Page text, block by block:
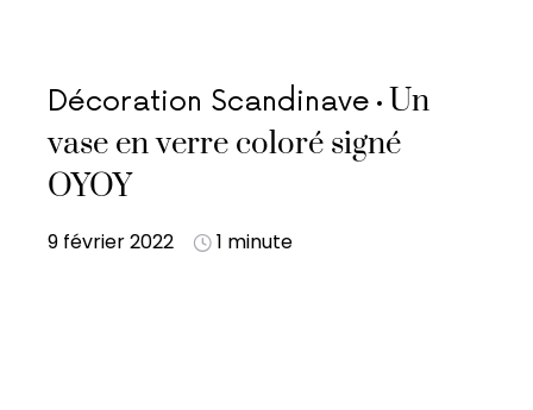
Décoration Scandinave Un
vase en verre coloré signé
OYOY
9 février 2022 1 minute